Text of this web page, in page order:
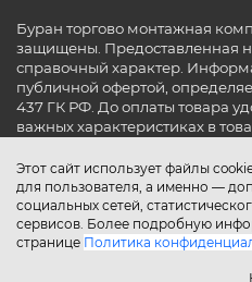
Этот сайт использует файлы
для пользователя, а именно —
социальных сетей,
сервисов. Более подробную
странице Политика
Буран торгово монтажная
защищены. Предоставленная
справочный характер.
публичной офертой,
437 ГК РФ. До оплаты товара
важных характеристиках в